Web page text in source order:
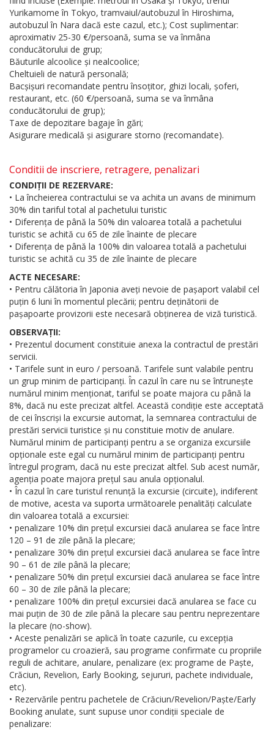
Yurikamome în Tokyo, tramvaiul/autobuzul în Hiroshima,
autobuzul în Nara dacă este cazul, etc.); Cost suplimentar:
aproximativ 25-30 €/persoană, suma se va înmâna
conducătorului de grup;
Băuturile alcoolice și nealcoolice;
Cheltuieli de natură personală;
Bacșișuri recomandate pentru însoțitor, ghizi locali, șoferi,
restaurant, etc. (60 €/persoană, suma se va înmâna
conducătorului de grup);
Taxe de depozitare bagaje în gări;
Asigurare medicală și asigurare storno (recomandate).
Conditii de inscriere, retragere, penalizari
CONDIȚII DE REZERVARE:
• La încheierea contractului se va achita un avans de minimum
30% din tariful total al pachetului turistic
• Diferența de până la 50% din valoarea totală a pachetului
turistic se achită cu 65 de zile înainte de plecare
• Diferența de până la 100% din valoarea totală a pachetului
turistic se achită cu 35 de zile înainte de plecare
ACTE NECESARE:
• Pentru călătoria în Japonia aveți nevoie de pașaport valabil cel
puțin 6 luni în momentul plecării; pentru deținătorii de
pașapoarte provizorii este necesară obținerea de viză turistică.
OBSERVAȚII:
• Prezentul document constituie anexa la contractul de prestări
servicii.
• Tarifele sunt in euro / persoană. Tarifele sunt valabile pentru
un grup minim de participanți. În cazul în care nu se întrunește
numărul minim menționat, tariful se poate majora cu până la
8%, dacă nu este precizat altfel. Această condiție este acceptată
de cei înscriși la excursie automat, la semnarea contractului de
prestări servicii turistice și nu constituie motiv de anulare.
Numărul minim de participanți pentru a se organiza excursiile
opționale este egal cu numărul minim de participanți pentru
întregul program, dacă nu este precizat altfel. Sub acest număr,
agenția poate majora prețul sau anula opționalul.
• În cazul în care turistul renunță la excursie (circuite), indiferent
de motive, acesta va suporta următoarele penalități calculate
din valoarea totală a excursiei:
• penalizare 10% din prețul excursiei dacă anularea se face între
120 – 91 de zile până la plecare;
• penalizare 30% din prețul excursiei dacă anularea se face între
90 – 61 de zile până la plecare;
• penalizare 50% din prețul excursiei dacă anularea se face între
60 – 30 de zile până la plecare;
• penalizare 100% din prețul excursiei dacă anularea se face cu
mai puțin de 30 de zile până la plecare sau pentru neprezentare
la plecare (no-show).
• Aceste penalizări se aplică în toate cazurile, cu excepția
programelor cu croazieră, sau programe confirmate cu propriile
reguli de achitare, anulare, penalizare (ex: programe de Paște,
Crăciun, Revelion, Early Booking, sejururi, pachete individuale,
etc).
• Rezervările pentru pachetele de Crăciun/Revelion/Paște/Early
Booking anulate, sunt supuse unor condiții speciale de
penalizare: